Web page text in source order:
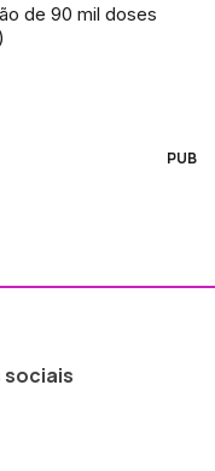
de 90 mil doses
PUB
sociais
ao